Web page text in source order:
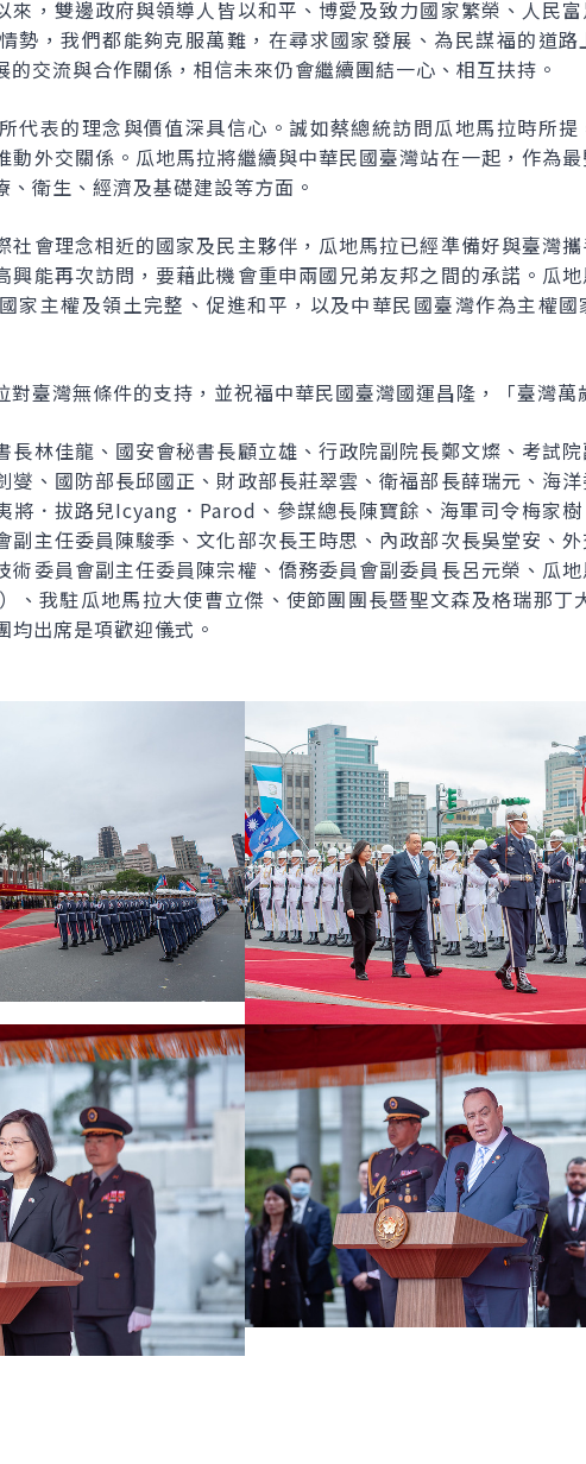
來，雙邊政府與領導人皆以和平、博愛及致力國家繁榮、人民
勢，我們都能夠克服萬難，在尋求國家發展、為民謀福的道
交流與合作關係，相信未來仍會繼續團結一心、相互扶持。
代表的理念與價值深具信心。誠如蔡總統訪問瓜地馬拉時所
動外交關係。瓜地馬拉將繼續與中華民國臺灣站在一起，作為
衛生、經濟及基礎建設等方面。
社會理念相近的國家及民主夥伴，瓜地馬拉已經準備好與臺灣
興能再次訪問，要藉此機會重申兩國兄弟友邦之間的承諾。瓜
家主權及領土完整、促進和平，以及中華民國臺灣作為主權
臺灣無條件的支持，並祝福中華民國臺灣國運昌隆，「臺灣萬
長林佳龍、國安會秘書長顧立雄、行政院副院長鄭文燦、考試
燮、國防部長邱國正、財政部長莊翠雲、衛福部長薛瑞元、海
將．拔路兒Icyang．Parod、參謀總長陳寶餘、海軍司令梅家樹
副主任委員陳駿季、文化部次長王時思、內政部次長吳堂安、
術委員會副主任委員陳宗權、僑務委員會副委員長呂元榮、瓜
、我駐瓜地馬拉大使曹立傑、使節團團長暨聖文森及格瑞那丁
出席是項歡迎儀式。